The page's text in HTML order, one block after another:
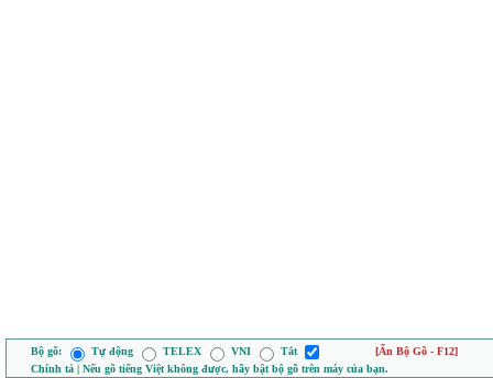
Bộ gõ: Tự động TELEX VNI Tắt
[Ẩn Bộ Gõ - F12]
Chính tả | Nếu gõ tiếng Việt không được, hãy bật bộ gõ trên máy của bạn.